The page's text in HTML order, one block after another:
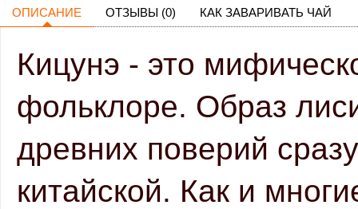
ОПИСАНИЕ ОТЗЫВЫ (0) КАК ЗАВАРИВАТЬ ЧАЙ
Кицунэ - это
фольклоре. Образ
древних поверий
китайской. Как и